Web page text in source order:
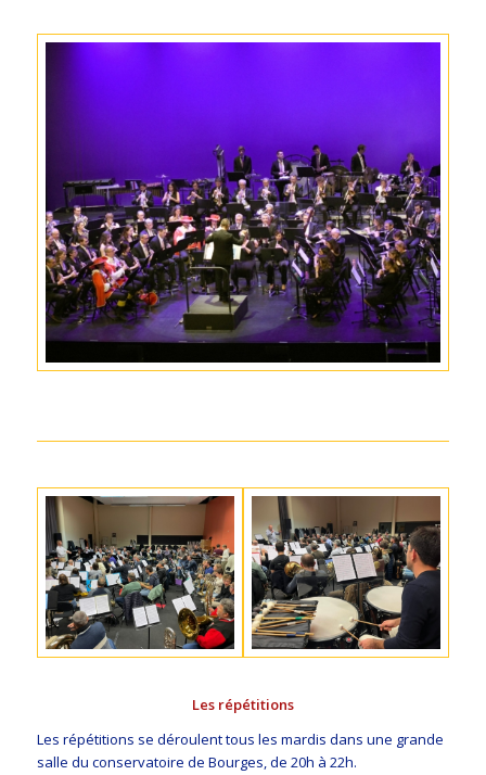
Les répétitions
Les répétitions se déroulent tous les mardis dans une grande
salle du conservatoire de Bourges, de 20h à 22h.